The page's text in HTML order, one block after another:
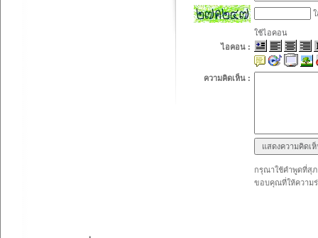
ไอคอน :
ใช้ไอคอน
ความคิดเห็น :
กรุณาใช้คำพูดที่สุ
ขอบคุณที่ให้ความ